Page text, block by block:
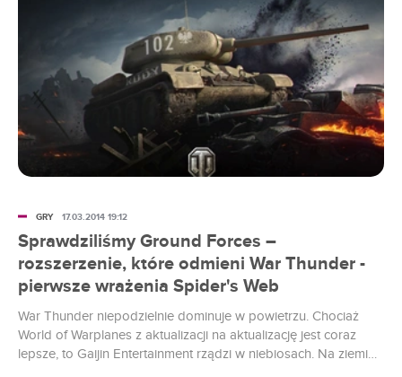
Sprawdziliśmy Ground Forces –
rozszerzenie, które odmieni War Thunder -
pierwsze wrażenia Spider's Web
War Thunder niepodzielnie dominuje w powietrzu. Chociaż
World of Warplanes z aktualizacji na aktualizację jest coraz
lepsze, to Gaijin Entertainment rządzi w niebiosach. Na ziemi
GRY 17.03.2014 19:12